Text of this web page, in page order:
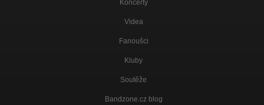
Koncerty
Videa
Fanoušci
Kluby
Soutěže
Bandzone.cz blog